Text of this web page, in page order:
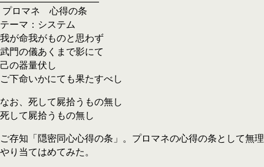
プロマネ 心得の条
テーマ：システム
我が命我がものと思わず
武門の儀あくまで影にて
己の器量伏し
ご下命いかにても果たすべし
なお、死して屍拾うもの無し
死して屍拾うもの無し
ご存知「隠密同心心得の条」。プロマネの心得の条として無理
やり当てはめてみた。